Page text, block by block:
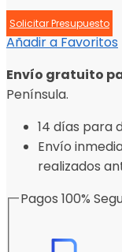
Solicitar Presupuesto
Añadir a Favoritos
Envío gratuito
Península.
14 días para
Envío
realizados
Pagos 100%